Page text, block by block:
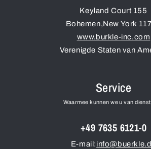
Keyland Court 155
Bohemen,New York
www.burkle-inc.com
Verenigde Staten van
Service
Waarmee kunnen we u van
+49 7635 6121-0
E-mail: